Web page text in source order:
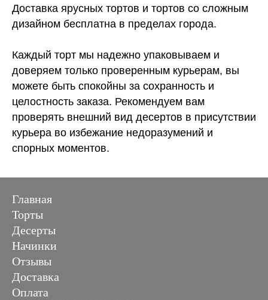
Доставка ярусных тортов и тортов со сложным
дизайном бесплатна в пределах города.
Каждый торт мы надежно упаковываем и
доверяем только проверенным курьерам, вы
можете быть спокойны за сохранность и
целостность заказа. Рекомендуем вам
проверять внешний вид десертов в присутствии
курьера во избежание недоразумений и
спорных моментов.
Главная
Торты
Десерты
Начинки
Отзывы
Доставка
Оплата